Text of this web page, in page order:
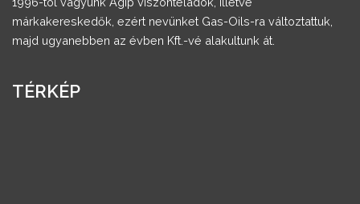
márkakereskedők, ezért nevünket Gas-Oils-ra változtattuk,
majd ugyanebben az évben Kft.-vé alakultunk át.
TÉRKÉP